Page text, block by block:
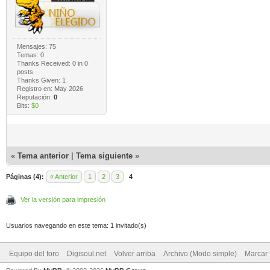
Mensajes: 75
Temas: 0
Thanks Received: 0in 0
posts
Thanks Given: 1
Registro en: May 2026
Reputación: 0
Bits: $0
« Tema anterior Tema siguiente »
Páginas (4): « Anterior 1 2 3 4
Ver la versión para impresión
Usuarios navegando en este tema: 1 invitado(s)
Equipo del foro Digisoul.net Volver arriba Archivo (Modo simple) Marcar